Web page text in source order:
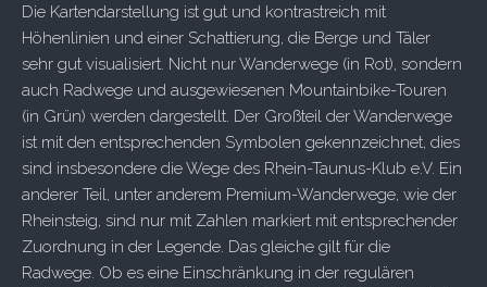
Die Kartendarstellung ist gut und kontrastreich mit
Höhenlinien und einer Schattierung, die Berge und Täler
sehr gut visualisiert. Nicht nur Wanderwege (in Rot), sondern
auch Radwege und ausgewiesenen Mountainbike-Touren
(in Grün) werden dargestellt. Der Großteil der Wanderwege
ist mit den entsprechenden Symbolen gekennzeichnet, dies
sind insbesondere die Wege des Rhein-Taunus-Klub e.V. Ein
anderer Teil, unter anderem Premium-Wanderwege, wie der
Rheinsteig, sind nur mit Zahlen markiert mit entsprechender
Zuordnung in der Legende. Das gleiche gilt für die
Radwege. Ob es eine Einschränkung in der regulären